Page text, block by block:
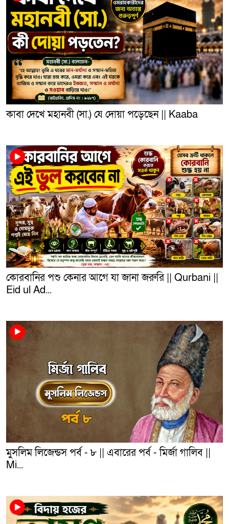
কাবা দেখে মহানবী (সা.) যে দোয়া পড়েছেন || Kaaba
কোরবানির পশু কেনার আগে যা জানা জরুরি || Qurbani ||
Eid ul Ad...
মুসলিম লিজেন্ডস পর্ব - ৮ || এবারের পর্ব - মির্জা গালিব ||
Mi...